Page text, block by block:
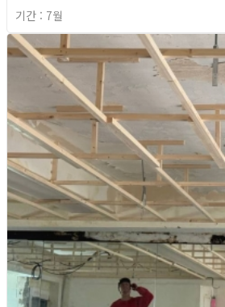
기간 : 7월